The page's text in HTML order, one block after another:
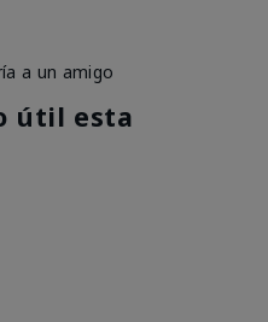
a un amigo
útil esta